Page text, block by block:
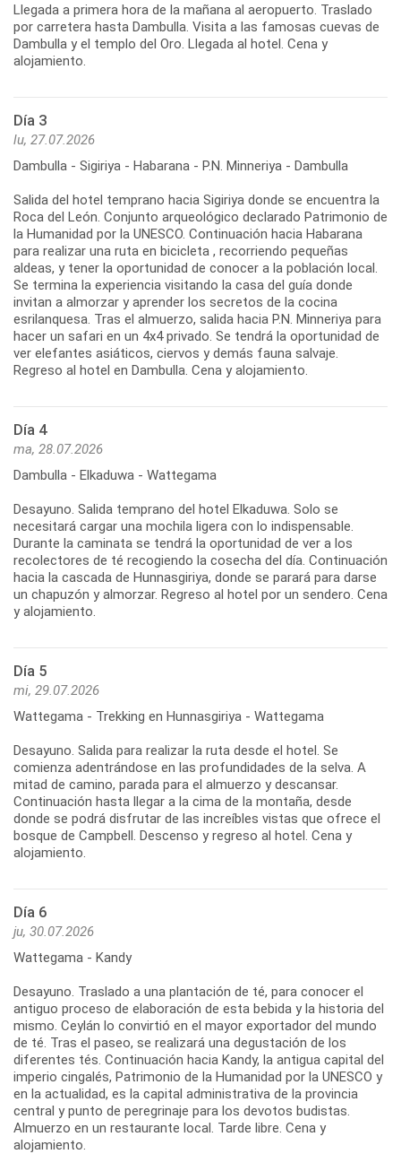
Llegada a primera hora de la mañana al aeropuerto. Traslado
por carretera hasta Dambulla. Visita a las famosas cuevas de
Dambulla y el templo del Oro. Llegada al hotel. Cena y
Día 3
lu, 27.07.2026
Dambulla - Sigiriya - Habarana - P.N. Minneriya - Dambulla
Salida del hotel temprano hacia Sigiriya donde se encuentra la
Roca del León. Conjunto arqueológico declarado Patrimonio de
la Humanidad por la UNESCO. Continuación hacia Habarana
para realizar una ruta en bicicleta , recorriendo pequeñas
aldeas, y tener la oportunidad de conocer a la población local.
Se termina la experiencia visitando la casa del guía donde
invitan a almorzar y aprender los secretos de la cocina
esrilanquesa. Tras el almuerzo, salida hacia P.N. Minneriya para
hacer un safari en un 4x4 privado. Se tendrá la oportunidad de
ver elefantes asiáticos, ciervos y demás fauna salvaje.
Día 4
ma, 28.07.2026
Dambulla - Elkaduwa - Wattegama
Desayuno. Salida temprano del hotel Elkaduwa. Solo se
necesitará cargar una mochila ligera con lo indispensable.
Durante la caminata se tendrá la oportunidad de ver a los
recolectores de té recogiendo la cosecha del día. Continuación
hacia la cascada de Hunnasgiriya, donde se parará para darse
un chapuzón y almorzar. Regreso al hotel por un sendero. Cena
Día 5
mi, 29.07.2026
Wattegama - Trekking en Hunnasgiriya - Wattegama
Desayuno. Salida para realizar la ruta desde el hotel. Se
comienza adentrándose en las profundidades de la selva. A
mitad de camino, parada para el almuerzo y descansar.
Continuación hasta llegar a la cima de la montaña, desde
donde se podrá disfrutar de las increíbles vistas que ofrece el
bosque de Campbell. Descenso y regreso al hotel. Cena y
Día 6
ju, 30.07.2026
Wattegama - Kandy
Desayuno. Traslado a una plantación de té, para conocer el
antiguo proceso de elaboración de esta bebida y la historia del
mismo. Ceylán lo convirtió en el mayor exportador del mundo
de té. Tras el paseo, se realizará una degustación de los
diferentes tés. Continuación hacia Kandy, la antigua capital del
imperio cingalés, Patrimonio de la Humanidad por la UNESCO y
en la actualidad, es la capital administrativa de la provincia
central y punto de peregrinaje para los devotos budistas.
Almuerzo en un restaurante local. Tarde libre. Cena y
alojamiento.